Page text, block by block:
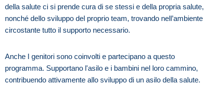
della salute ci si prende cura di se stessi e della propria salute,
nonché dello sviluppo del proprio team, trovando nell’ambiente
circostante tutto il supporto necessario.
Anche I genitori sono coinvolti e partecipano a questo
programma. Supportano l'asilo e i bambini nel loro cammino,
contribuendo attivamente allo sviluppo di un asilo della salute.